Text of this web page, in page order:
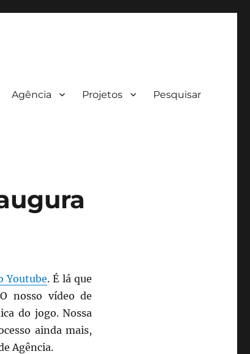
Agência Projetos Pesquisar
Youtube. É lá que
nosso vídeo de
do jogo. Nossa
ainda mais,
Agência.